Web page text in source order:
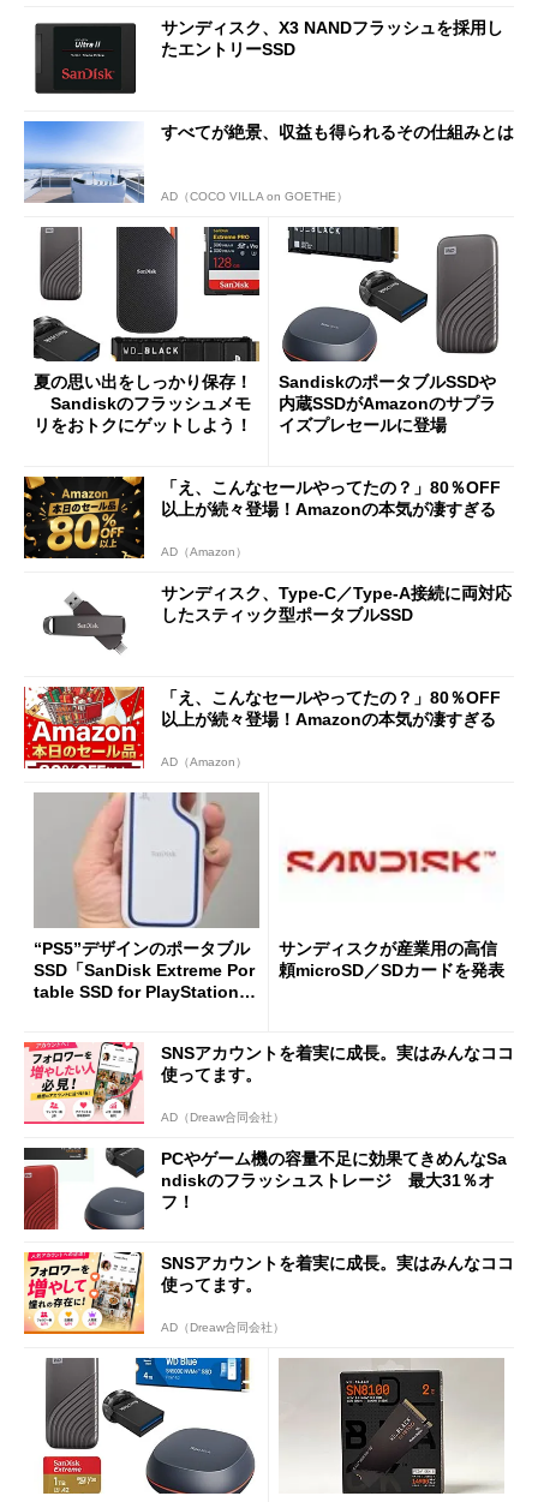
サンディスク、X3 NANDフラッシュを採用し
たエントリーSSD
すべてが絶景、収益も得られるその仕組みとは
AD（COCO VILLA on GOETHE）
夏の思い出をしっかり保存！
Sandiskのフラッシュメモ
リをおトクにゲットしよう！
SandiskのポータブルSSDや
内蔵SSDがAmazonのサプラ
イズプレセールに登場
「え、こんなセールやってたの？」80％OFF
以上が続々登場！Amazonの本気が凄すぎる
AD（Amazon）
サンディスク、Type-C／Type-A接続に両対応
したスティック型ポータブルSSD
「え、こんなセールやってたの？」80％OFF
以上が続々登場！Amazonの本気が凄すぎる
AD（Amazon）
“PS5”デザインのポータブル
SSD「SanDisk Extreme Por
table SSD for PlayStation 5
サンディスクが産業用の高信
頼microSD／SDカードを発表
SNSアカウントを着実に成長。実はみんなココ
使ってます。
AD（Dreaw合同会社）
PCやゲーム機の容量不足に効果てきめんなSa
ndiskのフラッシュストレージ 最大31％オ
フ！
SNSアカウントを着実に成長。実はみんなココ
使ってます。
AD（Dreaw合同会社）